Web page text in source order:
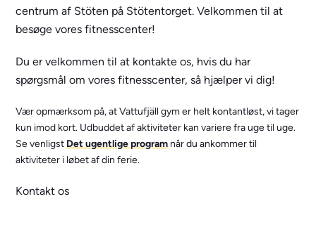
centrum af Stöten på Stötentorget. Velkommen til at
besøge vores fitnesscenter!
Du er velkommen til at kontakte os, hvis du har
spørgsmål om vores fitnesscenter, så hjælper vi dig!
Vær opmærksom på, at Vattufjäll gym er helt kontantløst, vi tager
kun imod kort. Udbuddet af aktiviteter kan variere fra uge til uge.
Se venligst Det ugentlige program når du ankommer til
aktiviteter i løbet af din ferie.
Kontakt os